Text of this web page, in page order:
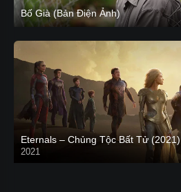
Bố Già (Bản Điện Ảnh)
Eternals – Chủng Tộc Bất Tử (2021)
2021
Trailer